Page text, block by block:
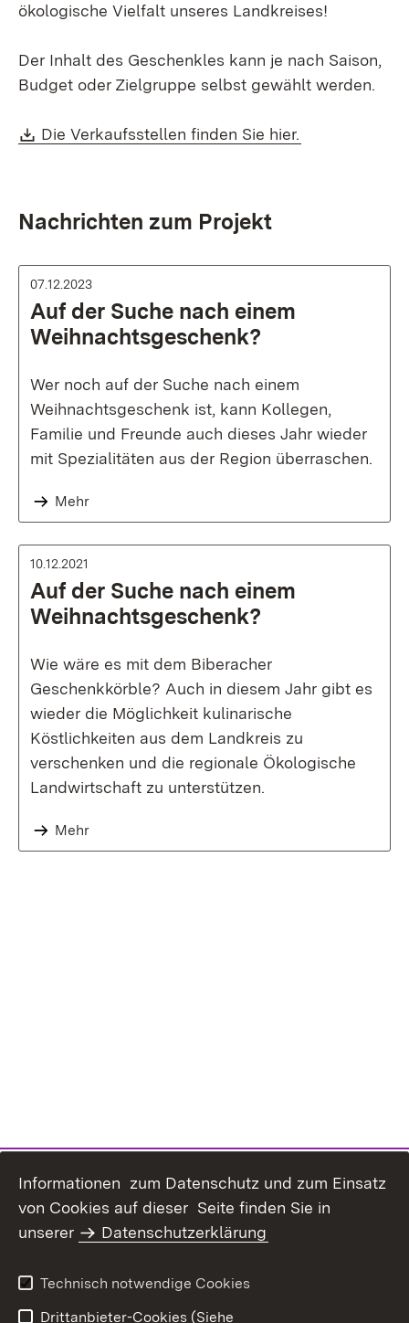
ökologische Vielfalt unseres Landkreises!
Der Inhalt des Geschenkles kann je nach Saison,
Budget oder Zielgruppe selbst gewählt werden.
Download:
Die Verkaufsstellen finden Sie hier.
Nachrichten zum Projekt
07.12.2023
Auf der Suche nach einem
Weihnachtsgeschenk?
Wer noch auf der Suche nach einem
Weihnachtsgeschenk ist, kann Kollegen,
Familie und Freunde auch dieses Jahr wieder
mit Spezialitäten aus der Region überraschen.
Mehr
10.12.2021
Auf der Suche nach einem
Weihnachtsgeschenk?
Wie wäre es mit dem Biberacher
Geschenkkörble? Auch in diesem Jahr gibt es
wieder die Möglichkeit kulinarische
Köstlichkeiten aus dem Landkreis zu
verschenken und die regionale Ökologische
Landwirtschaft zu unterstützen.
Mehr
Informationen zum Datenschutz und zum Einsatz
von Cookies auf dieser Seite finden Sie in
unserer
Datenschutzerklärung
Technisch notwendige Cookies
Drittanbieter-Cookies (Siehe